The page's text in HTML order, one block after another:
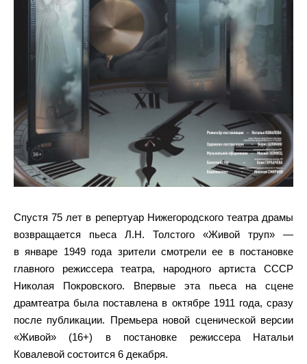
Спустя 75 лет в репертуар Нижегородского театра драмы
возвращается пьеса Л.Н. Толстого «Живой труп» —
в январе 1949 года зрители смотрели ее в постановке
главного режиссера театра, народного артиста СССР
Николая Покровского. Впервые эта пьеса на сцене
драмтеатра была поставлена в октябре 1911 года, сразу
после публикации. Премьера новой сценической версии
«Живой» (16+) в постановке режиссера Натальи
Ковалевой состоится 6 декабря.